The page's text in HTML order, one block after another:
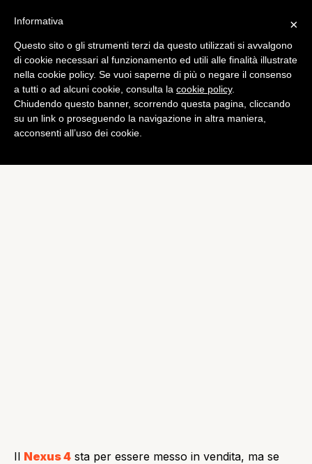
Computer
Galaxy Nexus: disponibile
Android 4.2, anche via OTA
di Alessandro Moretti
Il Nexus 4 sta per essere messo in vendita, ma se
×
Informativa
Questo sito o gli strumenti terzi da questo utilizzati si avvalgono
di cookie necessari al funzionamento ed utili alle finalità illustrate
nella cookie policy. Se vuoi saperne di più o negare il consenso
a tutti o ad alcuni cookie, consulta la cookie policy.
Chiudendo questo banner, scorrendo questa pagina, cliccando
su un link o proseguendo la navigazione in altra maniera,
acconsenti all’uso dei cookie.